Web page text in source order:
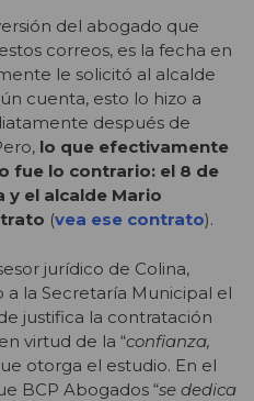
del abogado que
correos, es la fecha en
le solicitó al alcalde
cuenta, esto lo hizo a
después de
lo que efectivamente
fue lo contrario: el 8 de
y el alcalde Mario
(vea ese contrato).
jurídico de Colina,
a la Secretaría Municipal el
justifica la contratación
virtud de la “confianza,
otorga el estudio. En el
BCP Abogados “se dedica